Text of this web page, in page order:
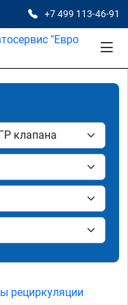
+7 499 113-46-91
рециркуляции